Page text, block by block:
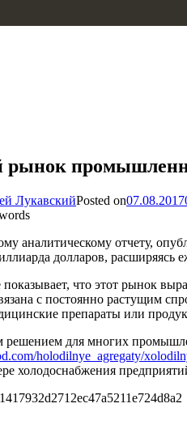
ЛукавскийPosted on07.08.2017
аналитическому отчету,
долларов, расширяясь
что этот рынок
с постоянно растущим
препараты или
для многих
holodilnye_agregaty/
холодоснабжения